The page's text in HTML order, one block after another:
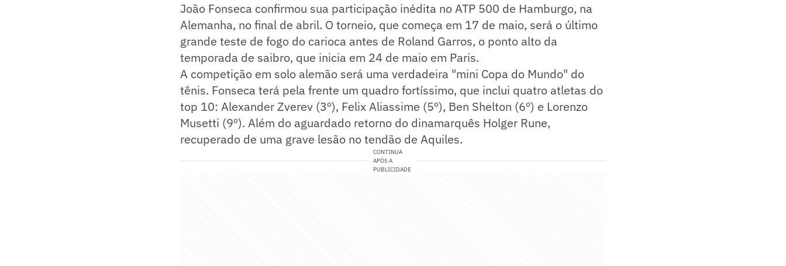
João Fonseca confirmou sua participação inédita no ATP 500 de Hamburgo, na
Alemanha, no final de abril. O torneio, que começa em 17 de maio, será o último
grande teste de fogo do carioca antes de Roland Garros, o ponto alto da
temporada de saibro, que inicia em 24 de maio em Paris.
A competição em solo alemão será uma verdadeira "mini Copa do Mundo" do
tênis. Fonseca terá pela frente um quadro fortíssimo, que inclui quatro atletas do
top 10: Alexander Zverev (3º), Felix Aliassime (5º), Ben Shelton (6º) e Lorenzo
Musetti (9º). Além do aguardado retorno do dinamarquês Holger Rune,
recuperado de uma grave lesão no tendão de Aquiles.
CONTINUA
APÓS A
PUBLICIDADE